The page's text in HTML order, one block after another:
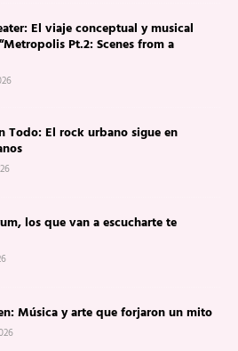
El viaje conceptual y musical
Pt.2: Scenes from a
Todo: El rock urbano sigue en
los que van a escucharte te
Música y arte que forjaron un mito